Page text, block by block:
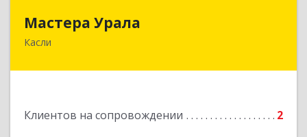
Мастера Урала
Касли
Клиентов на сопровождении 2
456830, Челябинская обл., г. Касли, ул. Карла